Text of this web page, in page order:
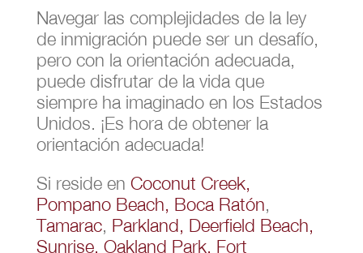
Navegar las complejidades de la ley
de inmigración puede ser un desafío,
pero con la orientación adecuada,
puede disfrutar de la vida que
siempre ha imaginado en los Estados
Unidos. ¡Es hora de obtener la
orientación adecuada!
Si reside en Coconut Creek,
Pompano Beach, Boca Ratón,
Tamarac, Parkland, Deerfield Beach,
Sunrise, Oakland Park, Fort